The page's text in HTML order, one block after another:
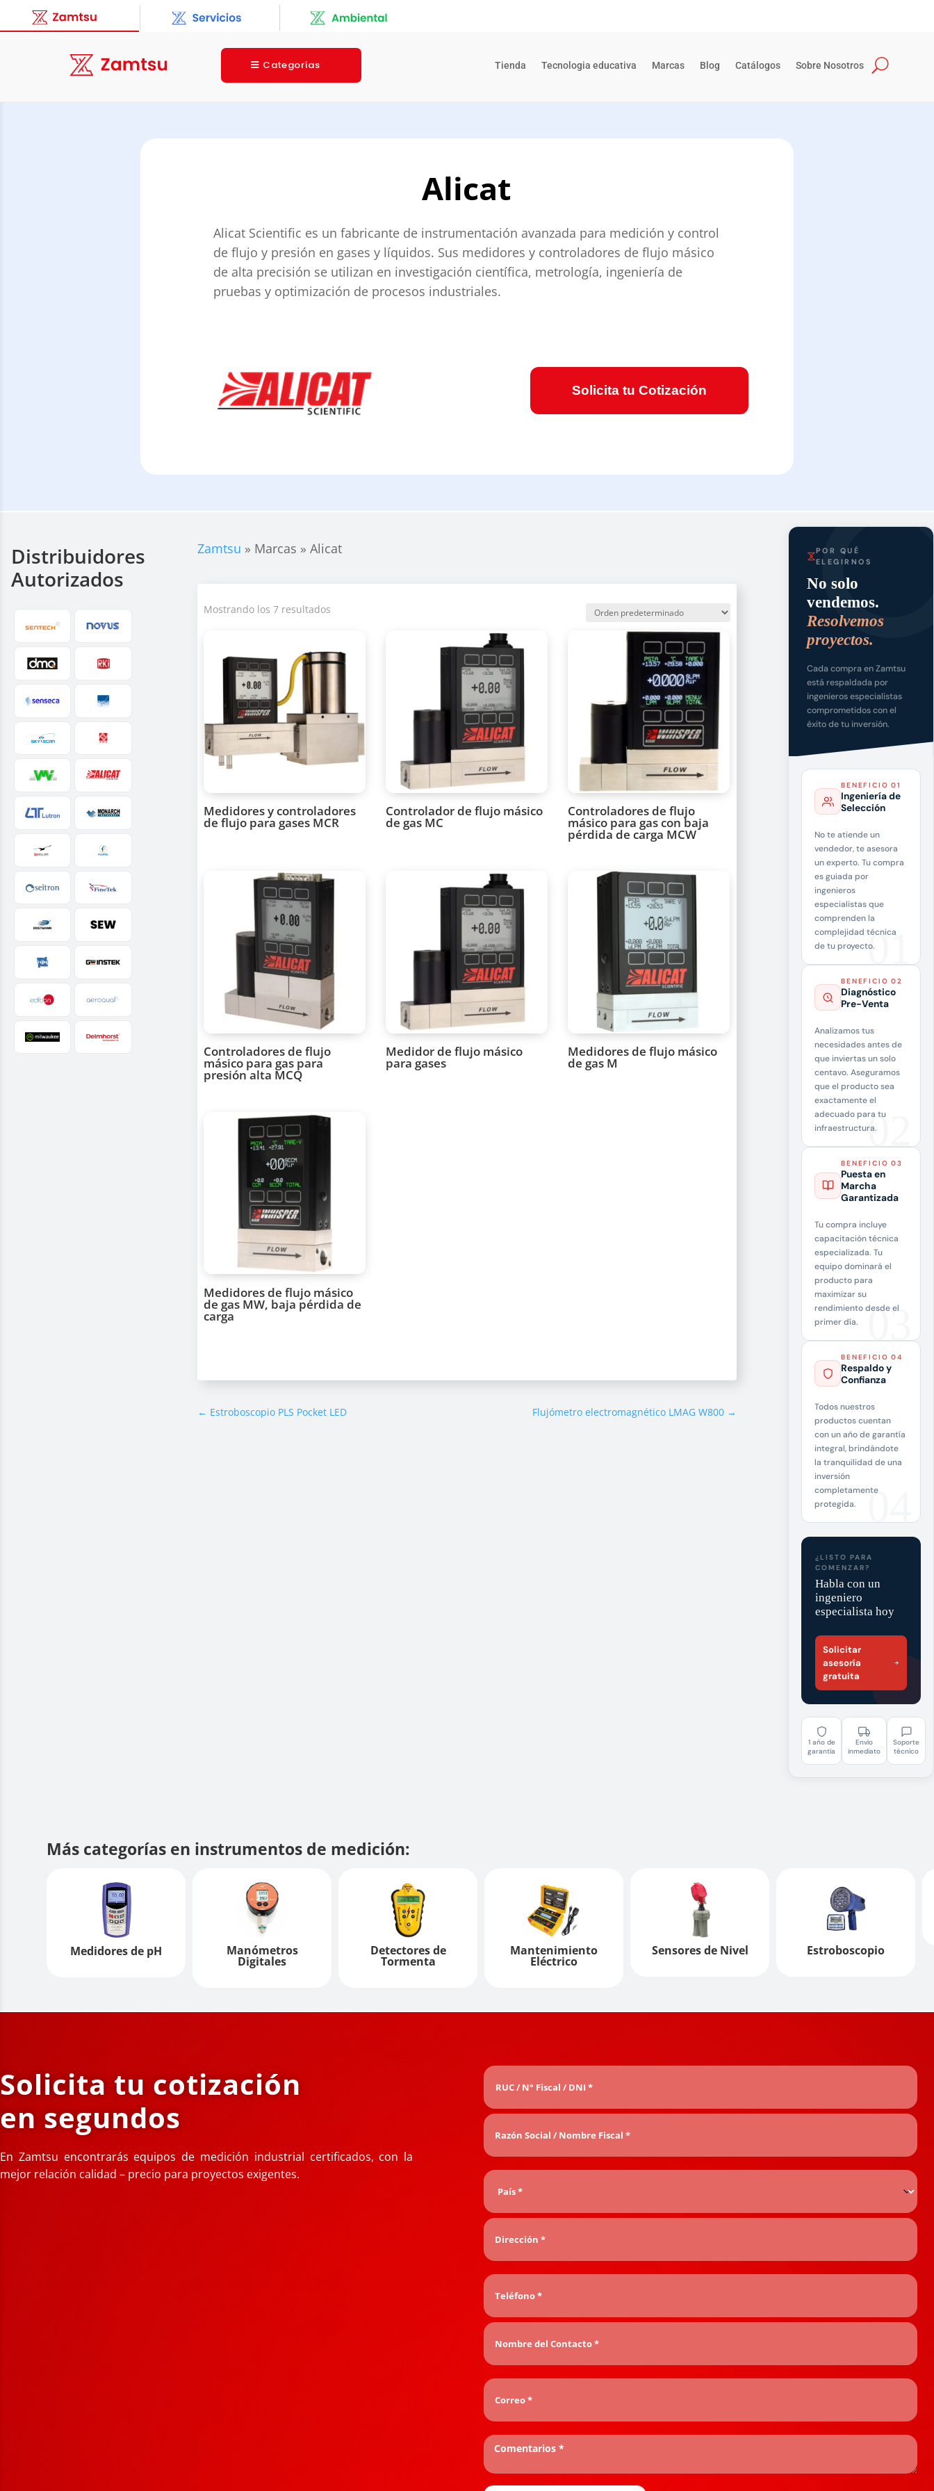
Categorías Tienda Tecnologia educativa Marcas Blog Catálogos Sobre Nosotros
Alicat
Alicat Scientific es un fabricante de instrumentación avanzada para medición y control
de flujo y presión en gases y líquidos. Sus medidores y controladores de flujo másico
de alta precisión se utilizan en investigación científica, metrología, ingeniería de
pruebas y optimización de procesos industriales.
Solicita tu Cotización
Distribuidores
Autorizados
Zamtsu » Marcas » Alicat
Mostrando los 7 resultados
Medidores y controladores
de flujo para gases MCR
Controlador de flujo másico
de gas MC
Controladores de flujo
másico para gas con baja
pérdida de carga MCW
Controladores de flujo
másico para gas para
presión alta MCQ
Medidor de flujo másico
para gases
Medidores de flujo másico
de gas M
Medidores de flujo másico
de gas MW, baja pérdida de
carga
← Estroboscopio PLS Pocket LED Flujómetro electromagnético LMAG W800 →
POR QUÉ
ELEGIRNOS
No solo
vendemos.
Resolvemos
proyectos.
Cada compra en Zamtsu
está respaldada por
ingenieros especialistas
comprometidos con el
éxito de tu inversión.
BENEFICIO 01
Ingeniería de
Selección
No te atiende un
vendedor, te asesora
un experto. Tu compra
es guiada por
ingenieros
especialistas que
comprenden la
complejidad técnica
de tu proyecto.
BENEFICIO 02
Diagnóstico
Pre-Venta
Analizamos tus
necesidades antes de
que inviertas un solo
centavo. Aseguramos
que el producto sea
exactamente el
adecuado para tu
infraestructura.
BENEFICIO 03
Puesta en
Marcha
Garantizada
Tu compra incluye
capacitación técnica
especializada. Tu
equipo dominará el
producto para
maximizar su
rendimiento desde el
primer día.
BENEFICIO 04
Respaldo y
Confianza
Todos nuestros
productos cuentan
con un año de garantía
integral, brindándote
la tranquilidad de una
inversión
completamente
protegida.
¿LISTO PARA
COMENZAR?
Habla con un
ingeniero
especialista hoy
Solicitar
asesoría
gratuita
1 año de
garantía
Envío
inmediato
Soporte
técnico
Más categorías en instrumentos de medición:
Medidores de pH Manómetros
Digitales
Detectores de
Tormenta
Mantenimiento
Eléctrico
Sensores de Nivel Estroboscopio
Solicita tu cotización
en segundos
En Zamtsu encontrarás equipos de medición industrial certificados, con la
mejor relación calidad – precio para proyectos exigentes.